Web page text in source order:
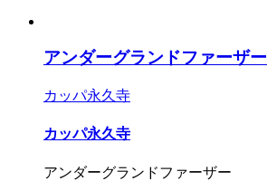
アンダーグランドファーザー
カッパ永久寺
カッパ永久寺
アンダーグランドファーザー